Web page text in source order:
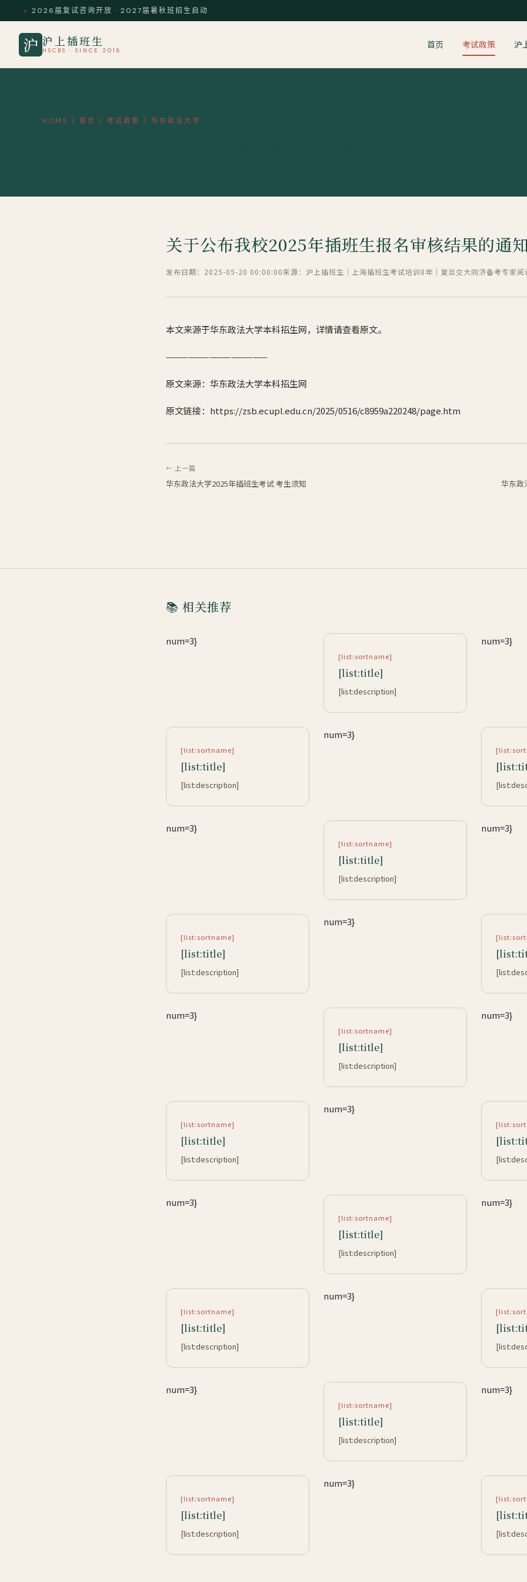
2026届复试咨询开放 · 2027届暑秋班招生启动
沪 沪上插班生
HSCBS · SINCE 2018
首页 考试政策 沪
HOME / 首页 / 考试政策 / 华东政法大学
关于公布我校2025年插班生报名审核结果的通知
发布日期：2025-05-20 00:00:00来源：沪上插班生｜上海插班生考试培训8年｜复旦交大同济备考专家阅
本文来源于华东政法大学本科招生网，详情请查看原文。
——————————————
原文来源：华东政法大学本科招生网
原文链接：https://zsb.ecupl.edu.cn/2025/0516/c8959a220248/page.htm
← 上一篇
华东政法大学2025年插班生考试 考生须知 华东政
📚 相关推荐
num=3}
[list:sortname]
[list:title]
[list:description]
num=3}
[list:sortname]
[list:title]
[list:description]
num=3}
num=3}
[list:sortname]
[list:title]
[list:description]
num=3}
[list:sortname]
[list:title]
[list:description]
num=3}
num=3}
[list:sortname]
[list:title]
[list:description]
num=3}
[list:sortname]
[list:title]
[list:description]
num=3}
num=3}
[list:sortname]
[list:title]
[list:description]
num=3}
[list:sortname]
[list:title]
[list:description]
num=3}
num=3}
[list:sortname]
[list:title]
[list:description]
num=3}
[list:sortname]
[list:title]
[list:description]
num=3}